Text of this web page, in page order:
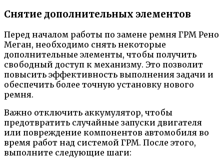
Снятие дополнительных элементов
Перед началом работы по замене ремня ГРМ Рено
Меган, необходимо снять некоторые
дополнительные элементы, чтобы получить
свободный доступ к механизму. Это позволит
повысить эффективность выполнения задачи и
обеспечить более точную установку нового
ремня.
Важно отключить аккумулятор, чтобы
предотвратить случайные запуски двигателя
или повреждение компонентов автомобиля во
время работ над системой ГРМ. После этого,
выполните следующие шаги: